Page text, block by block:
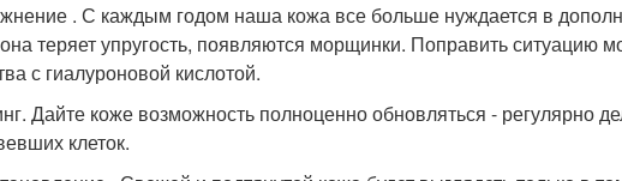
. С каждым годом наша кожа все больше нуждается в
теряет упругость, появляются морщинки. Поправить ситуацию
с гиалуроновой кислотой.
Дайте коже возможность полноценно обновляться - регулярно
клеток.